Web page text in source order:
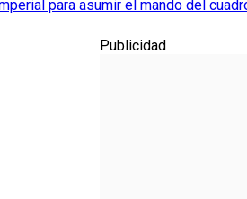
para asumir el mando del
Publicidad